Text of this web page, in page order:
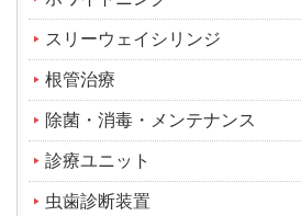
スリーウェイシリンジ
根管治療
除菌・消毒・メンテナンス
診療ユニット
虫歯診断装置